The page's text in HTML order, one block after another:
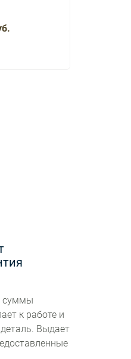
суммы
к работе и
Выдает